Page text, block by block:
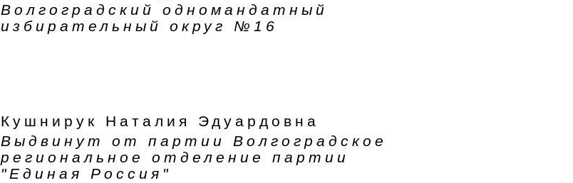
Волгоградский одномандатный
избирательный округ №16
Кушнирук Наталия Эдуардовна
Выдвинут от партии Волгоградское
региональное отделение партии
"Единая Россия"